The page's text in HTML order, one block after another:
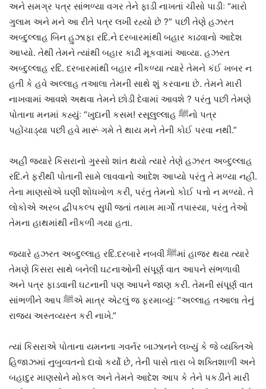
અને સમગ્ર પત્ર સાંભળ્યા વગર તેને ફાડી નાખતાં ચીસો પાડીઃ “મારો
ગુલામ અને મને આ રીતે પત્ર લખી રહ્યો છે ?” પછી તેણે હઝરત
અબ્દુલ્લાહ બિન હુઝાફા રદિ.ને દરબારમાંથી બહાર કાઢવાનો આદેશ
આપ્યો. તેથી તેમને ત્યાંથી બહાર કાઢી મૂકવામાં આવ્યા. હઝરત
અબ્દુલ્લાહ રદિ. દરબારમાંથી બહાર નીકળ્યા ત્યારે તેમને કંઈ ખબર ન
હતી કે હવે અલ્લાહ તઆલા તેમની સાથે શું કરવાના છે. તેમને મારી
નાખવામાં આવશે અથવા તેમને છોડી દેવામાં આવશે ? પરંતુ પછી તેમણે
પોતાના મનમાં કહ્યુંઃ “ખુદાની કસમ! રસૂલુલ્લાહ ﷺનો પત્ર
પહોંચાડ્‌યા પછી હવે મારૂં ગમે તે થાય મને તેની કોઈ પરવા નથી.”
અહીં જ્યારે કિસરાનો ગુસ્સો શાંત થયો ત્યારે તેણે હઝરત અબ્દુલ્લાહ
રદિ.ને ફરીથી પોતાની સામે લાવવાનો આદેશ આપ્યો પરંતુ તે મળ્યા નહીં.
તેના માણસોએ ઘણી શોધખોળ કરી, પરંતુ તેમનો કોઈ પત્તો ન મળ્યો. તે
લોકોએ અરબ દ્વીપકલ્પ સુધી જતાં તમામ માર્ગો તપાસ્યા, પરંતુ તેઓ
તેમના હાથમાંથી નીકળી ગયા હતા.
જ્યારે હઝરત અબ્દુલ્લાહ રદિ.દરબારે નબવી ﷺમાં હાજર થયા ત્યારે
તેમણે કિસરા સાથે બનેલી ઘટનાઓની સંપૂર્ણ વાત આપને સંભળાવી
અને પત્ર ફાડવાની ઘટનાની પણ આપને જાણ કરી. તેમની સંપૂર્ણ વાત
સાંભળીને આપ ﷺએ માત્ર એટલું જ ફરમાવ્યુંઃ “અલ્લાહ તઆલા તેનું
રાજ્ય અસ્તવ્યસ્ત કરી નાખે.”
ત્યાં કિસરાએ પોતાના યમનના ગવર્નર બાઝાનને લખ્યું કે જે વ્યક્તિએ
હિજાઝમાં નુબુવ્વતનો દાવો કર્યો છે, તેની પાસે તારા બે શક્તિશાળી અને
બહાદુર માણસોને મોકલ અને તેમને આદેશ આપ કે તેને પકડીને મારી